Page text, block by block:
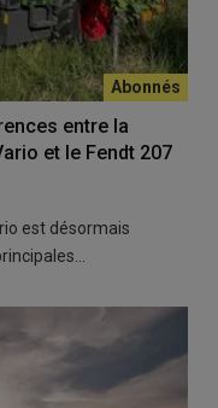
entre la
et le Fendt 207
est désormais